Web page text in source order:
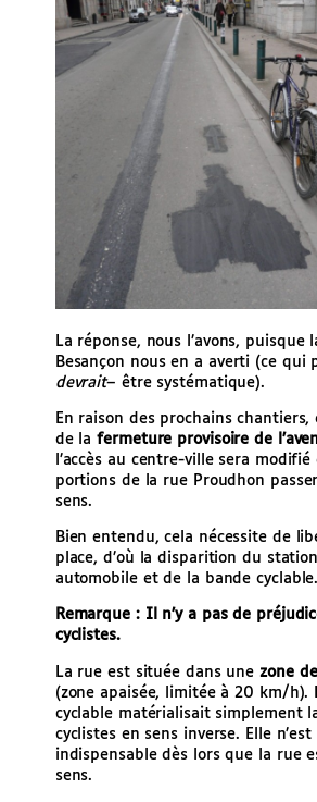
La réponse, nous l’avons, puisque
Besançon nous en a averti (ce qui
devrait– être systématique).
En raison des prochains
de lafermeture provisoire de
l’accès au centre-ville sera
portions de la rue Proudhon
sens.
Bien entendu, cela nécessite de
place, d’où la disparition du
automobile et de la bande cyclable.
Remarque : Il n’y a pas de
cyclistes.
La rue est située dans une zone
(zone apaisée, limitée à 20 km/h).
cyclable matérialisait simplement
cyclistes en sens inverse. Elle
indispensable dès lors que la rue
sens.